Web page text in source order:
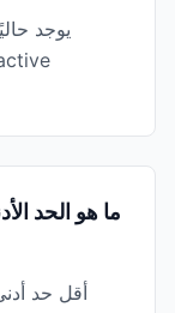
ما هو الحد
أقل حد